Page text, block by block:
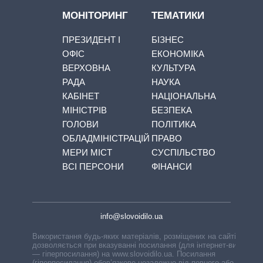
МОНІТОРИНГ
ПРЕЗИДЕНТ І
ОФІС
ВЕРХОВНА
РАДА
КАБІНЕТ
МІНІСТРІВ
ГОЛОВИ
ОБЛАДМІНІСТРАЦІЙ
МЕРИ МІСТ
ВСІ ПЕРСОНИ
ТЕМАТИКИ
БІЗНЕС
ЕКОНОМІКА
КУЛЬТУРА
НАУКА
НАЦІОНАЛЬНА
БЕЗПЕКА
ПОЛІТИКА
ПРАВО
СУСПІЛЬСТВО
ФІНАНСИ
info@slovoidilo.ua
Використання будь-яких матеріалів, розміщених на сайті,
дозволяється при вказуванні посилання (для інтернет-видань
— гіперпосилання) на www.slovoidilo.ua. Посилання